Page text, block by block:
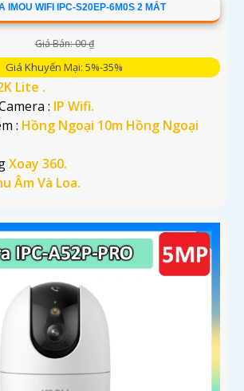
IMOU WIFI IPC-S20EP-6M0S 2 MẮT
Giá Bán: 00 ₫
Giá Khuyến Mại: 5%-35%
Lite .
: IP Wifi.
: Hồng Ngoại 10m Hồng Ngoại
Xoay 360.
Âm Và Loa.